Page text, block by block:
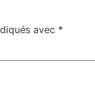
avec *